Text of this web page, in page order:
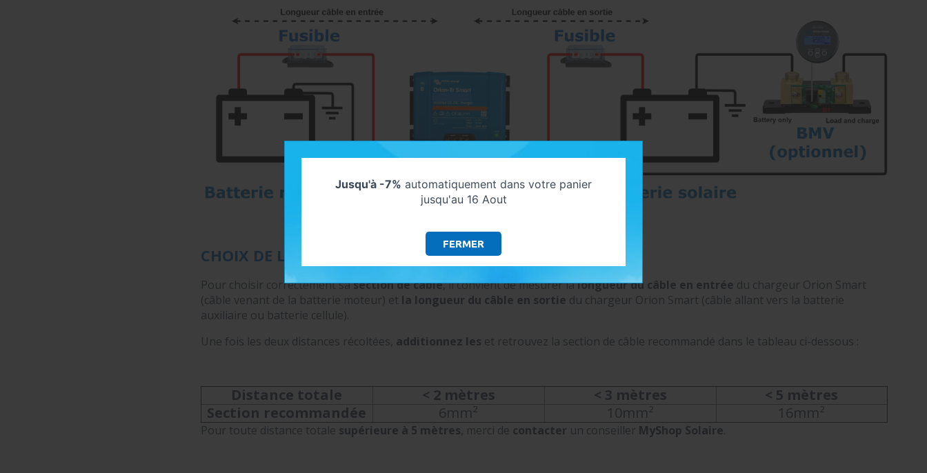
CHOIX DE LA SECTION DE CÂBLE ET DU FUSIBLE
Pour choisir correctement sasection de câble, il convient de mesurer lalongueur du câble en entrée du chargeur Orion Smart
(câble venant de la batterie moteur) et la longueur du câble en sortie du chargeur Orion Smart (câble allant vers la batterie
auxiliaire ou batterie cellule).
Une fois les deux distances récoltées, additionnez les et retrouvez la section de câble recommandé dans le tableau ci-dessous :
Distance totale < 2 mètres < 3 mètres
< 5 mètres
Section recommandée
6mm² 10mm² 16mm²
Pour toute distance totale supérieure à 5 mètres , merci de contacter un conseiller MyShop Solaire.
Jusqu'à -7% automatiquement dans votre panier
jusqu'au 16 Aout
FERMER